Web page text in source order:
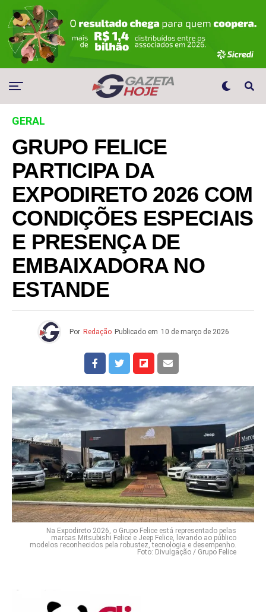
GERAL
GRUPO FELICE
PARTICIPA DA
EXPODIRETO 2026 COM
CONDIÇÕES ESPECIAIS
E PRESENÇA DE
EMBAIXADORA NO
ESTANDE
Por Redação Publicado em 10 de março de 2026
Na Expodireto 2026, o Grupo Felice está representado pelas
marcas Mitsubishi Felice e Jeep Felice, levando ao público
modelos reconhecidos pela robustez, tecnologia e desempenho.
Foto: Divulgação / Grupo Felice